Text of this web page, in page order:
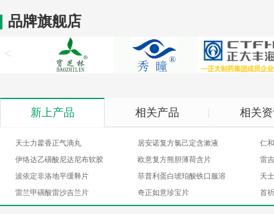
品牌旗舰店
<
新上产品 相关产品 相关
天士力藿香正气滴丸 居安诺复方氯己定含漱液
仁
伊络达乙磺酸尼达尼布软胶
囊
欧意复方熊胆薄荷含片
雷
波依定非洛地平缓释片
菲普利蛋白琥珀酸铁口服溶
液
天
雷兰甲磺酸雷沙吉兰片
奇正如意珍宝片 首